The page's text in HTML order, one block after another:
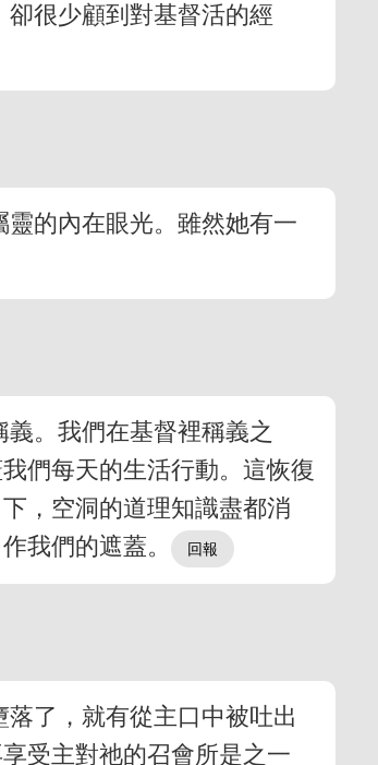
很少顧到對基督活的經
的內在眼光。雖然她有一
。我們在基督裡稱義之
們每天的生活行動。這恢復
，空洞的道理知識盡都消
我們的遮蓋。
了，就有從主口中被吐出
受主對祂的召會所是之一